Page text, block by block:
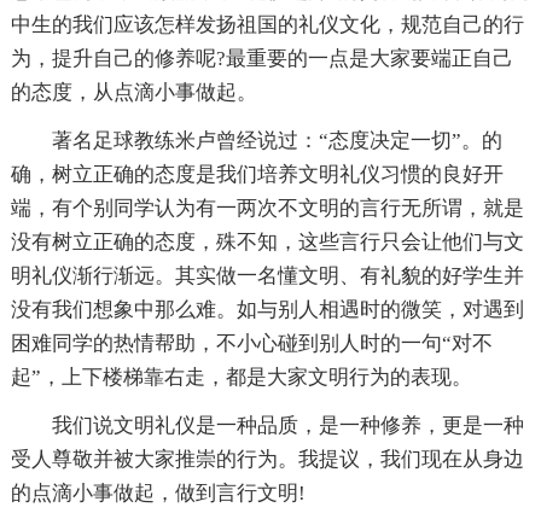
中生的我们应该怎样发扬祖国的礼仪文化，规范自己的行
为，提升自己的修养呢?最重要的一点是大家要端正自己
的态度，从点滴小事做起。
著名足球教练米卢曾经说过：“态度决定一切”。的
确，树立正确的态度是我们培养文明礼仪习惯的良好开
端，有个别同学认为有一两次不文明的言行无所谓，就是
没有树立正确的态度，殊不知，这些言行只会让他们与文
明礼仪渐行渐远。其实做一名懂文明、有礼貌的好学生并
没有我们想象中那么难。如与别人相遇时的微笑，对遇到
困难同学的热情帮助，不小心碰到别人时的一句“对不
起”，上下楼梯靠右走，都是大家文明行为的表现。
我们说文明礼仪是一种品质，是一种修养，更是一种
受人尊敬并被大家推崇的行为。我提议，我们现在从身边
的点滴小事做起，做到言行文明!